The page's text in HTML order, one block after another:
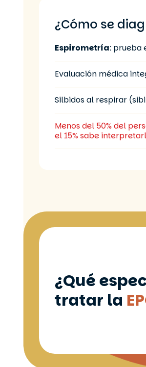
¿Cómo se
Espirometría: prueba
Evaluación médica
Silbidos al respirar
Menos del 50% del
el 15% sabe
¿Qué
tratar la